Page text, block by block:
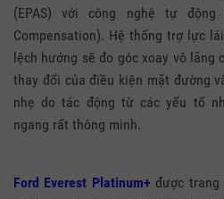
(EPAS) với công nghệ tự
Compensation). Hệ thống trợ lực
lệch hướng sẽ đo góc xoay vô
thay đổi của điều kiện mặt đường
nhẹ do tác động từ các yếu tố
ngang rất thông minh.
Ford Everest Platinum+ được trang